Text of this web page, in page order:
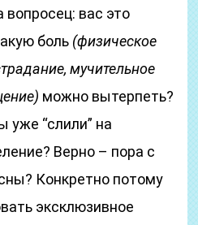
вопросец: вас это
боль (физическое
мучительное
можно вытерпеть?
уже “слили” на
Верно – пора с
Конкретно потому
эксклюзивное